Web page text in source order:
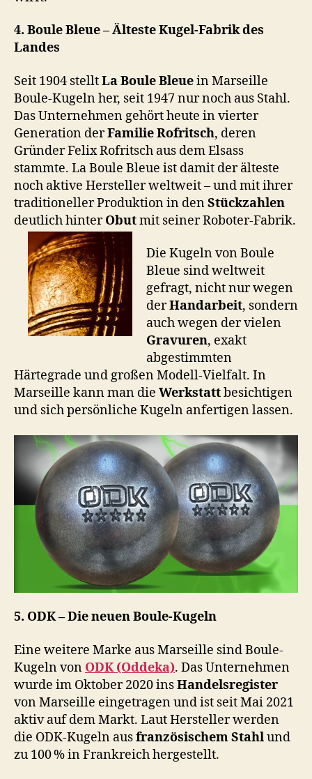
4. Boule Bleue – Älteste Kugel-Fabrik des
Landes
Seit 1904 stelltLa Boule Bleuein Marseille
Boule-Kugeln her, seit 1947 nur noch aus Stahl.
Das Unternehmen gehört heute in vierter
Generation derFamilie Rofritsch, deren
Gründer Felix Rofritsch aus dem Elsass
stammte. La Boule Bleue ist damit der älteste
noch aktive Hersteller weltweit – und mit ihrer
traditioneller Produktion in denStückzahlen
deutlich hinterObutmit seiner Roboter-Fabrik.
Die Kugeln von Boule
Bleue sind weltweit
gefragt, nicht nur wegen
derHandarbeit, sondern
auch wegen der vielen
Gravuren, exakt
abgestimmten
Härtegrade und großen Modell-Vielfalt. In
Marseille kann man die Werkstattbesichtigen
und sich persönliche Kugeln anfertigen lassen.
5. ODK – Die neuen Boule-Kugeln
Eine weitere Marke aus Marseille sind Boule-
Kugeln von ODK (Oddeka). Das Unternehmen
wurde im Oktober 2020 insHandelsregister
von Marseille eingetragen und ist seit Mai 2021
aktiv auf dem Markt. Laut Hersteller werden
die ODK‑Kugeln ausfranzösischem Stahlund
zu 100 % in Frankreich hergestellt.